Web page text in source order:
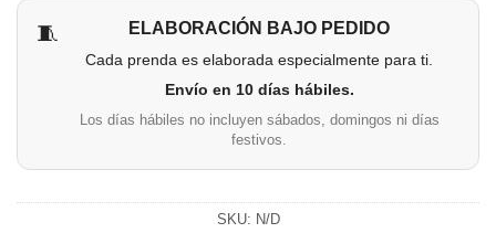
🧵 ELABORACIÓN BAJO PEDIDO
Cada prenda es elaborada especialmente para ti.
Envío en 10 días hábiles.
Los días hábiles no incluyen sábados, domingos ni días
festivos.
SKU: N/D